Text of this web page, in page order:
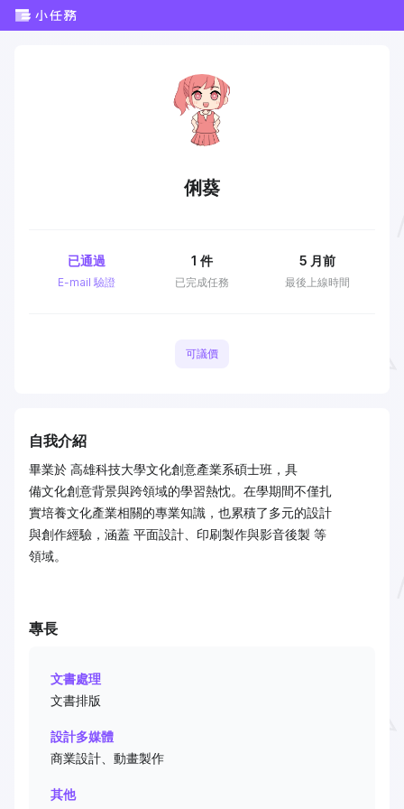
俐葵
E-mail 驗證
已通過
已完成任務
1 件
最後上線時間
5 月前
可議價
自我介紹
畢業於 高雄科技大學文化創意產業系碩士班，具
備文化創意背景與跨領域的學習熱忱。在學期間不僅扎
實培養文化產業相關的專業知識，也累積了多元的設計
與創作經驗，涵蓋 平面設計、印刷製作與影音後製 等
領域。
專長
文書處理
文書排版
設計多媒體
商業設計、動畫製作
其他